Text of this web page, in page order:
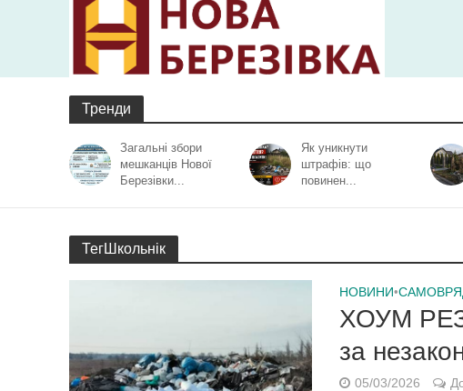
Тренди
Загальні збори
мешканців Нової
Березівки...
Як уникнути
штрафів: що
повинен...
ТегШкольнік
НОВИНИ•
ХОУМ
за
05/03/2026